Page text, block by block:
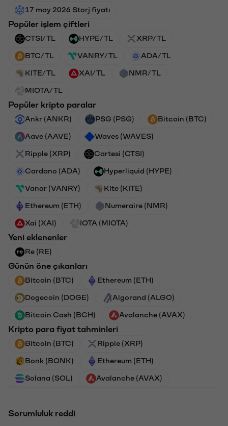
17 may 2026 Storj fiyatı
Popüler işlem çiftleri
CTSI/TL HYPE/TL XRP/TL
BTC/TL VANRY/TL ADA/TL
KITE/TL XAI/TL NMR/TL
MIOTA/TL
Popüler kripto paralar
Ankr (ANKR) PSG (PSG) Bitcoin (BTC)
Aave (AAVE) Waves (WAVES)
Ripple (XRP) Cartesi (CTSI)
Cardano (ADA) Hyperliquid (HYPE)
Vanar (VANRY) Kite (KITE)
Ethereum (ETH) Numeraire (NMR)
Xai (XAI) IOTA (MIOTA)
Yeni eklenenler
Re (RE)
Günün öne çıkanları
Bitcoin (BTC) Ethereum (ETH)
Dogecoin (DOGE) Algorand (ALGO)
Bitcoin Cash (BCH) Avalanche (AVAX)
Kripto para fiyat tahminleri
Bitcoin (BTC) Ripple (XRP)
Bonk (BONK) Ethereum (ETH)
Solana (SOL) Avalanche (AVAX)
Sorumluluk reddi